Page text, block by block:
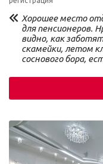
Хорошее место
для пенсионеров.
видно, как
скамейки, летом
соснового бора,
турецкая. Уютно и
Меняется в
столе.
раньше не было
приезжаем
постоянно акции,